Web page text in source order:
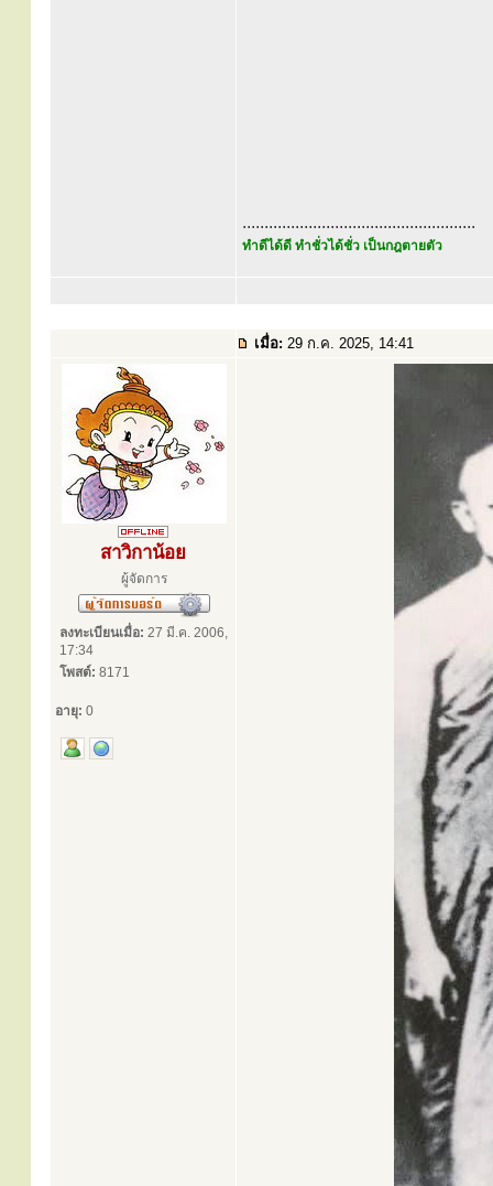
.....................................................
ทำดีได้ดี ทำชั่วได้ชั่ว เป็นกฎตายตัว
เมื่อ: 29 ก.ค. 2025, 14:41
สาวิกาน้อย
ผู้จัดการ
ลงทะเบียนเมื่อ: 27 มี.ค. 2006,
17:34
โพสต์: 8171
อายุ: 0